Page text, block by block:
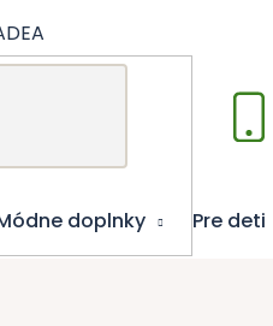
doplnky Pre deti